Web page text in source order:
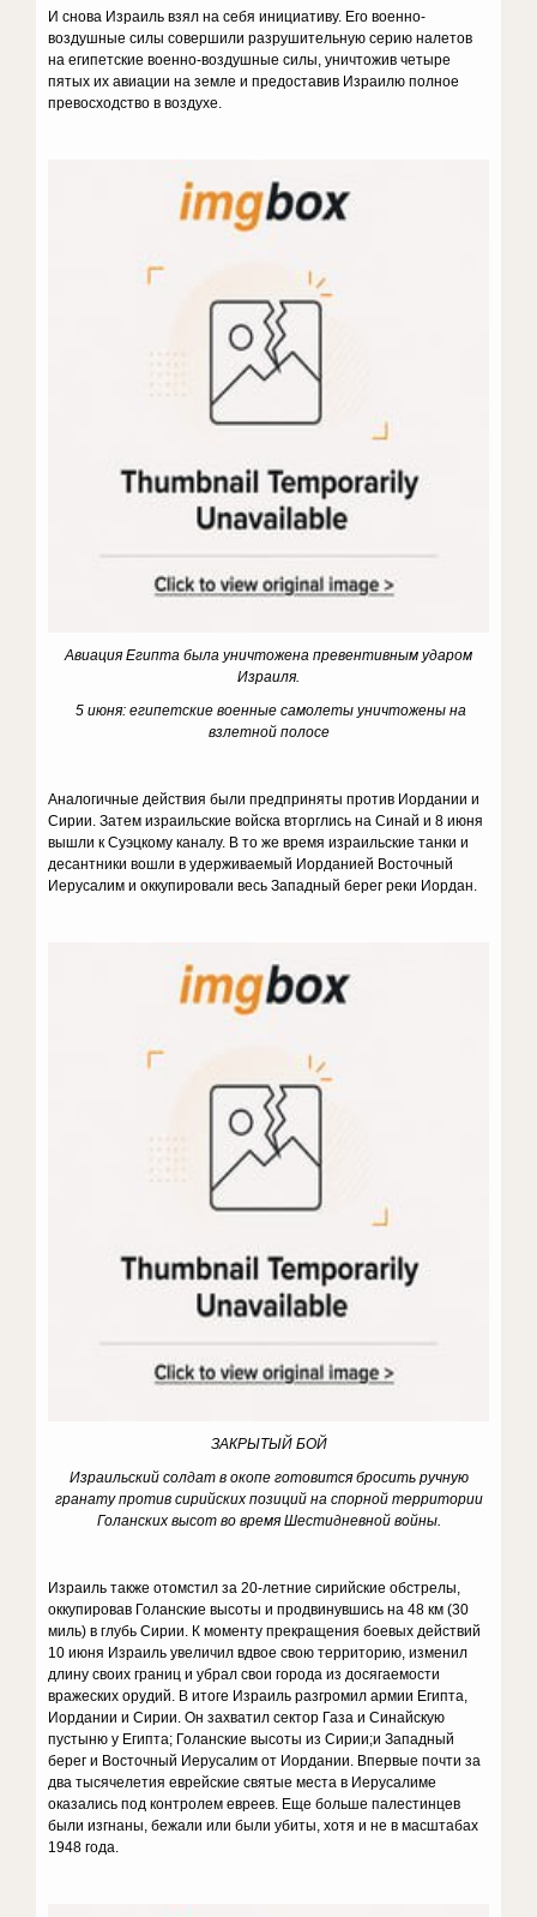
И снова Израиль взял на себя инициативу. Его военно-
воздушные силы совершили разрушительную серию налетов
на египетские военно-воздушные силы, уничтожив четыре
пятых их авиации на земле и предоставив Израилю полное
превосходство в воздухе.
Авиация Египта была уничтожена превентивным ударом
Израиля.
5 июня: египетские военные самолеты уничтожены на
взлетной полосе
Аналогичные действия были предприняты против Иордании и
Сирии. Затем израильские войска вторглись на Синай и 8 июня
вышли к Суэцкому каналу. В то же время израильские танки и
десантники вошли в удерживаемый Иорданией Восточный
Иерусалим и оккупировали весь Западный берег реки Иордан.
ЗАКРЫТЫЙ БОЙ
Израильский солдат в окопе готовится бросить ручную
гранату против сирийских позиций на спорной территории
Голанских высот во время Шестидневной войны.
Израиль также отомстил за 20-летние сирийские обстрелы,
оккупировав Голанские высоты и продвинувшись на 48 км (30
миль) в глубь Сирии. К моменту прекращения боевых действий
10 июня Израиль увеличил вдвое свою территорию, изменил
длину своих границ и убрал свои города из досягаемости
вражеских орудий. В итоге Израиль разгромил армии Египта,
Иордании и Сирии. Он захватил сектор Газа и Синайскую
пустыню у Египта; Голанские высоты из Сирии;и Западный
берег и Восточный Иерусалим от Иордании. Впервые почти за
два тысячелетия еврейские святые места в Иерусалиме
оказались под контролем евреев. Еще больше палестинцев
были изгнаны, бежали или были убиты, хотя и не в масштабах
1948 года.